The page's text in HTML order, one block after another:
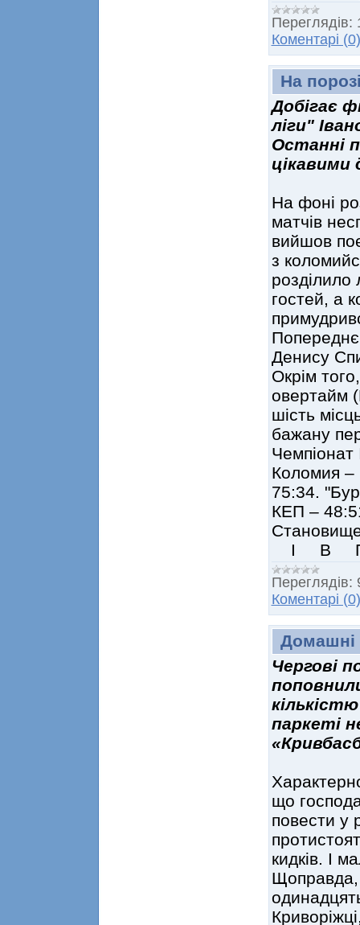
Переглядів:
Коментарі (0)
На
Добігає
ліги"
Останні
цікавими
На фоні
матчів
вийшов
з
гостей, а
Денису
Окрім
овертайм
шість
бажану
Коломия –
75:34.
КЕП –
І В П
Переглядів:
Коментарі (0)
Домашні
Чергові
паркеті
що
повести у
кидків. І
Щоправда,